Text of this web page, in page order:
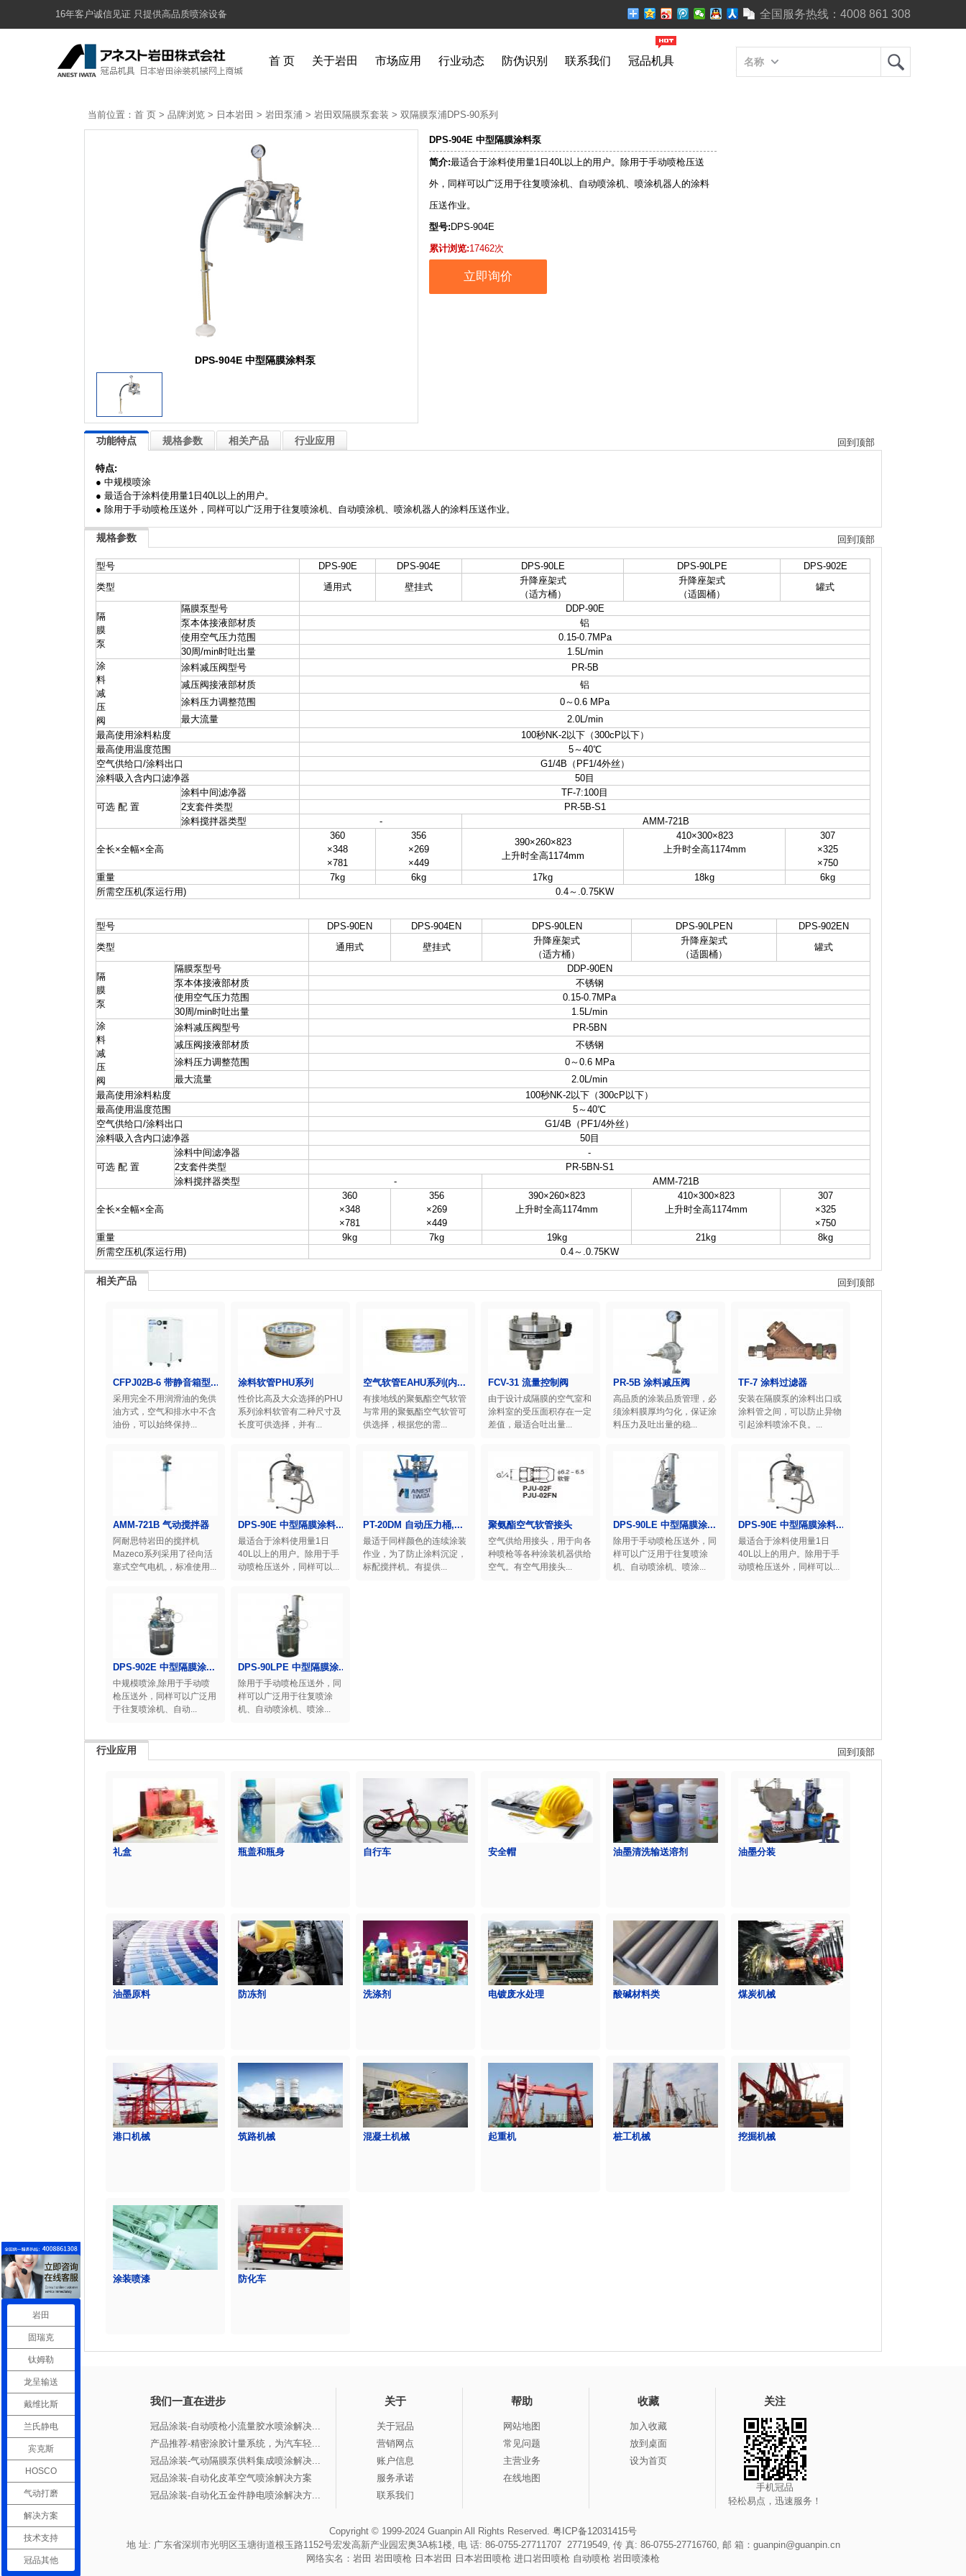
16年客户诚信见证 只提供高品质喷涂设备 全国服务热线： 4008 861 308
首 页 关于岩田 市场应用 行业动态 防伪识别 联系我们 冠品机具 名称
当前位置： 首 页 > 品牌浏览 > 日本岩田 > 岩田泵浦 > 岩田双隔膜泵套装 > 双隔膜泵浦DPS-90系列
DPS-904E 中型隔膜涂料泵
DPS-904E 中型隔膜涂料泵
简介:最适合于涂料使用量1日40L以上的用户。除用于手动喷枪压送
外，同样可以广泛用于往复喷涂机、自动喷涂机、喷涂机器人的涂料
压送作业。
型号: DPS-904E
累计浏览:17462次
立即询价
回到顶部
功能特点 规格参数 相关产品 行业应用
特点:
● 中规模喷涂
● 最适合于涂料使用量1日40L以上的用户。
● 除用于手动喷枪压送外，同样可以广泛用于往复喷涂机、自动喷涂机、喷涂机器人的涂料压送作业。
回到顶部
规格参数
型号 DPS-90E DPS-904E DPS-90LE DPS-90LPE
DPS-902E
类型
通用式 壁挂式
升降座架式
（适方桶）
升降座架式
（适圆桶）
罐式
隔
膜
泵
隔膜泵型号
DDP-90E
泵本体接液部材质
铝
使用空气压力范围
0.15-0.7MPa
30周/min时吐出量
1.5L/min
涂
料
减
压
阀
涂料减压阀型号
PR-5B
减压阀接液部材质
铝
涂料压力调整范围
0～0.6 MPa
最大流量
2.0L/min
最高使用涂料粘度
100秒NK-2以下（300cP以下）
最高使用温度范围
5～40℃
空气供给口/涂料出口 G1/4B（ PF1/4外丝）
涂料吸入含内口滤净器
50目
可选 配 置
涂料中间滤净器
TF-7:100目
2支套件类型
PR-5B-S1
涂料搅拌器类型
- AMM-721B
全长×全幅×全高
360
×348
×781
356
×269
×449
390×260×823
上升时全高1174mm
410×300×823
上升时全高1174mm
307
×325
×750
重量
7kg 6kg 17kg 18kg
6kg
所需空压机(泵运行用)
0.4～ .0.75KW
型号 DPS-90EN DPS-904EN DPS-90LEN DPS-90LPEN
DPS-902EN
类型
通用式 壁挂式
升降座架式
（适方桶）
升降座架式
（适圆桶）
罐式
隔
膜
泵
隔膜泵型号
DDP-90EN
泵本体接液部材质
不锈钢
使用空气压力范围
0.15-0.7MPa
30周/min时吐出量
1.5L/min
涂
料
减
压
阀
涂料减压阀型号
PR-5BN
减压阀接液部材质
不锈钢
涂料压力调整范围
0～0.6 MPa
最大流量
2.0L/min
最高使用涂料粘度
100秒NK-2以下（300cP以下）
最高使用温度范围
5～40℃
空气供给口/涂料出口 G1/4B（ PF1/4外丝）
涂料吸入含内口滤净器
50目
可选 配 置
涂料中间滤净器
-
2支套件类型
PR-5BN-S1
涂料搅拌器类型
- AMM-721B
全长×全幅×全高
360
×348
×781
356
×269
×449
390×260×823
上升时全高1174mm
410×300×823
上升时全高1174mm
307
×325
×750
重量
9kg 7kg 19kg 21kg
8kg
所需空压机(泵运行用)
0.4～ .0.75KW
回到顶部
相关产品
CFPJ02B-6 带静音箱型...
采用完全不用润滑油的免供
油方式，空气和排水中不含
油份，可以始终保持...
涂料软管PHU系列
性价比高及大众选择的PHU
系列涂料软管有二种尺寸及
长度可供选择，并有...
空气软管EAHU系列(内...
有接地线的聚氨酯空气软管
与常用的聚氨酯空气软管可
供选择，根据您的需...
FCV-31 流量控制阀
由于设计成隔膜的空气室和
涂料室的受压面积存在一定
差值，最适合吐出量...
PR-5B 涂料减压阀
高品质的涂装品质管理，必
须涂料膜厚均匀化，保证涂
料压力及吐出量的稳...
TF-7 涂料过滤器
安装在隔膜泵的涂料出口或
涂料管之间，可以防止异物
引起涂料喷涂不良。...
AMM-721B 气动搅拌器
阿耐思特岩田的搅拌机
Mazeco系列采用了径向活
塞式空气电机,，标准使用...
DPS-90E 中型隔膜涂料...
最适合于涂料使用量1日
40L以上的用户。除用于手
动喷枪压送外，同样可以...
PT-20DM 自动压力桶,...
最适于同样颜色的连续涂装
作业，为了防止涂料沉淀，
标配搅拌机。有提供...
聚氨酯空气软管接头
空气供给用接头，用于向各
种喷枪等各种涂装机器供给
空气。有空气用接头...
DPS-90LE 中型隔膜涂...
除用于手动喷枪压送外，同
样可以广泛用于往复喷涂
机、自动喷涂机、喷涂...
DPS-90E 中型隔膜涂料...
最适合于涂料使用量1日
40L以上的用户。除用于手
动喷枪压送外，同样可以...
DPS-902E 中型隔膜涂...
中规模喷涂,除用于手动喷
枪压送外，同样可以广泛用
于往复喷涂机、自动...
DPS-90LPE 中型隔膜涂...
除用于手动喷枪压送外，同
样可以广泛用于往复喷涂
机、自动喷涂机、喷涂...
回到顶部
行业应用
礼盒 瓶盖和瓶身 自行车 安全帽 油墨清洗输送溶剂 油墨分装
油墨原料 防冻剂 洗涤剂 电镀废水处理 酸碱材料类 煤炭机械
港口机械 筑路机械 混凝土机械 起重机 桩工机械 挖掘机械
涂装喷漆 防化车
我们一直在进步
冠品涂装-自动喷枪小流量胶水喷涂解决...
产品推荐-精密涂胶计量系统，为汽车轻...
冠品涂装-气动隔膜泵供料集成喷涂解决...
冠品涂装-自动化皮革空气喷涂解决方案
冠品涂装-自动化五金件静电喷涂解决方...
关于
关于冠品
营销网点
账户信息
服务承诺
联系我们
帮助
网站地图
常见问题
主营业务
在线地图
收藏
加入收藏
放到桌面
设为首页
关注
手机冠品
轻松易点，迅速服务！
Copyright © 1999-2024 Guanpin All Rights Reserved. 粤ICP备12031415号
地 址: 广东省深圳市光明区玉塘街道根玉路1152号宏发高新产业园宏奥3A栋1楼, 电 话: 86-0755-27711707 27719549, 传 真: 86-0755-27716760, 邮 箱：guanpin@guanpin.cn
网络实名： 岩田 岩田喷枪 日本岩田 日本岩田喷枪 进口岩田喷枪 自动喷枪 岩田喷漆枪
岩田
固瑞克
钛姆勒
龙呈输送
戴维比斯
兰氏静电
宾克斯
HOSCO
气动打磨
解决方案
技术支持
冠品其他